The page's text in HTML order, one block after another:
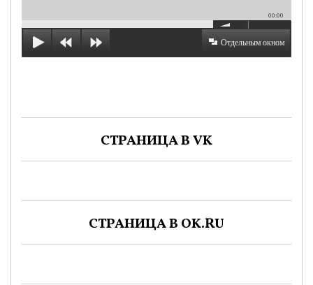
00:00
Отдельным окном
СТРАНИЦА В VK
СТРАНИЦА В OK.RU